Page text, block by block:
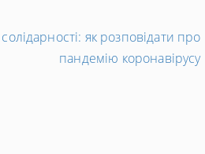
як розповідати про
пандемію коронавірусу